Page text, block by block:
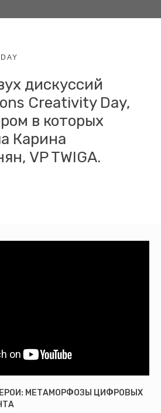
дискуссий
Creativity Day,
в которых
Карина
VP TWIGA.
МЕТАМОРФОЗЫ ЦИФРОВЫХ